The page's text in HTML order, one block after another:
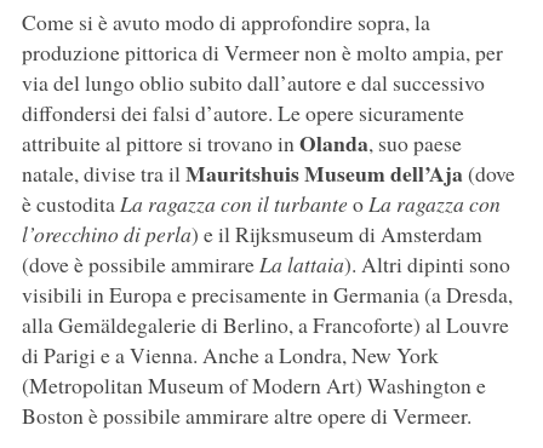
Come si è avuto modo di approfondire sopra, la
produzione pittorica di Vermeer non è molto ampia, per
via del lungo oblio subito dall’autore e dal successivo
diffondersi dei falsi d’autore. Le opere sicuramente
attribuite al pittore si trovano inOlanda, suo paese
natale, divise tra ilMauritshuis Museum dell’Aja(dove
è custoditaLa ragazza con il turbanteoLa ragazza con
l’orecchino di perla) e il Rijksmuseum di Amsterdam
(dove è possibile ammirareLa lattaia). Altri dipinti sono
visibili in Europa e precisamente in Germania (a Dresda,
alla Gemäldegalerie di Berlino, a Francoforte) al Louvre
di Parigi e a Vienna. Anche a Londra, New York
(Metropolitan Museum of Modern Art) Washington e
Boston è possibile ammirare altre opere di Vermeer.